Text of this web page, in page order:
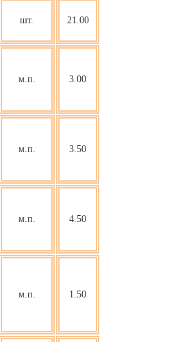
шт. 21.00
м.п. 3.00
м.п. 3.50
м.п. 4.50
м.п. 1.50